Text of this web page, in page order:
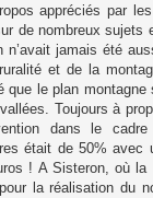
appréciés par
de nombreux sujets
n’avait jamais été
et de la
que le plan
Toujours à
dans le
était de 50% avec
! A Sisteron, où la
pour la réalisation du